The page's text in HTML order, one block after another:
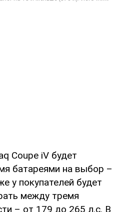
Coupе iV будет
батареями на выбор –
у покупателей будет
между тремя
– от 179 до 265 л.с. В